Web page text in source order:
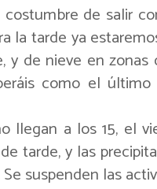
costumbre de salir
la tarde ya
y de nieve en
como el
llegan a los 15, el
tarde, y las
suspenden las